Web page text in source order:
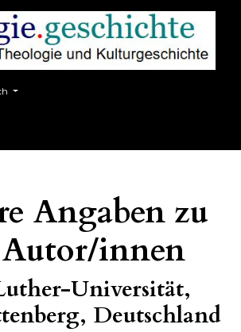
Angaben zu
innen
Universität,
Deutschland